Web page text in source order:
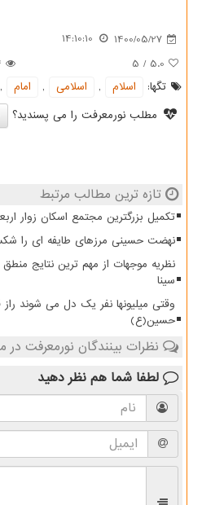
1400/05/27
14:10:10
5.0
/
5
تگها:
اسلام , اسلامی , امام ,
مطلب نورمعرفت را می پسندید؟
تازه ترین مطالب مرتبط
تکمیل بزرگترین مجتمع اسکان زوار
نهضت حسینی مرزهای طایفه ای را
نظریه موجهات از مهم ترین نتایج منطق
سینا
وقتی میلیونها نفر یک دل می شوند
حسین(ع)
نظرات بینندگان نورمعرفت
لطفا شما هم نظر دهید